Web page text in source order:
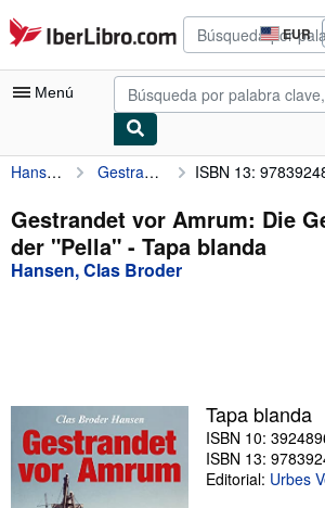
Pasar al contenido principal
IberLibro.com EUR
de
compra
del
Menú
Mi cuenta
Consultar mis pedidos
Búsqueda avanzada
Vendedores
Comenzar a vender
Ayuda
Hansen, Clas Broder Gestrandet vor Amrum: Die Geschichte der "Pella" ISBN 13:
Gestrandet vor Amrum: Die
der "Pella" - Tapa blanda
Hansen, Clas Broder
Tapa blanda
ISBN 10:
ISBN 13:
Editorial: Urbes